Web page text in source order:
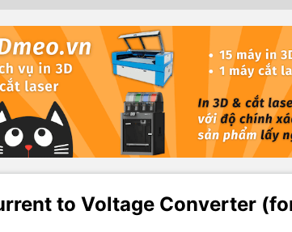
to Voltage Converter